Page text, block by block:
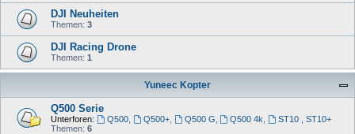
DJI Neuheiten
Themen: 3
DJI Racing Drone
Themen: 1
Yuneec Kopter
Q500 Serie
Unterforen: Q500, Q500+, Q500 G Q500 4k
ST10 , ST10+
Themen: 6